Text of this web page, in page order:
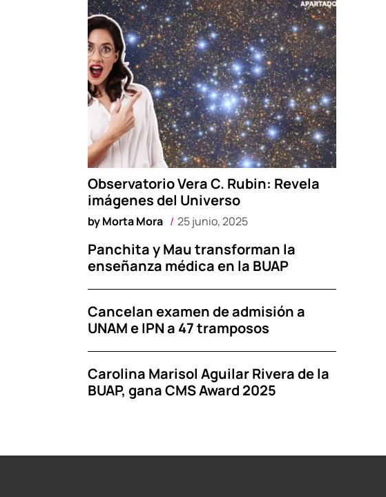
Observatorio Vera C. Rubin: Revela
imágenes del Universo
byMorta Mora 25 junio, 2025
Panchita y Mau transforman la
enseñanza médica en la BUAP
Cancelan examen de admisión a
UNAM e IPN a 47 tramposos
Carolina Marisol Aguilar Rivera de la
BUAP, gana CMS Award 2025